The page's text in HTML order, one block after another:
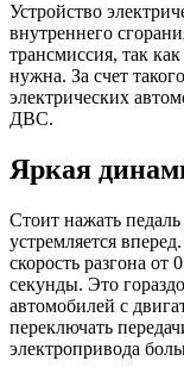
Устройство
внутреннего
трансмиссия, так
нужна. За счет
электрических
ДВС.
Яркая
Стоит нажать педаль
устремляется
скорость разгона от
секунды. Это
автомобилей с
переключать
электропривода